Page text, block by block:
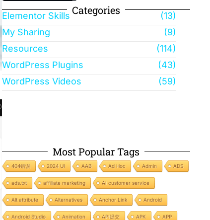
Categories
Elementor Skills
(13)
My Sharing
(9)
Resources
(114)
WordPress Plugins
(43)
WordPress Videos
(59)
Most Popular Tags
404错误 2024 UI AAB Ad Hoc Admin ADS
ads.txt affiliate marketing AI customer service
Alt attribute Alternatives Anchor Link Android
Android Studio Animation API提交 APK APP